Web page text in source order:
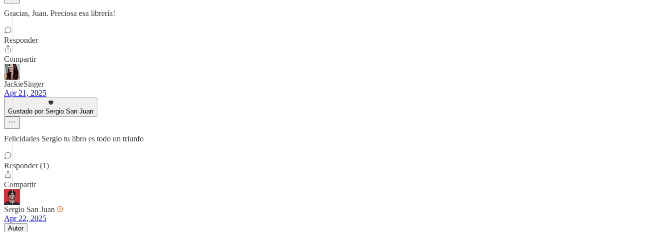
Gracias, Juan. Preciosa esa librería!
Responder
Compartir
JackieSinger
Apr 21, 2025
Gustado por Sergio San Juan
Felicidades Sergio tu libro es todo un triunfo
Responder (1)
Compartir
Sergio San Juan
Apr 22, 2025
Autor